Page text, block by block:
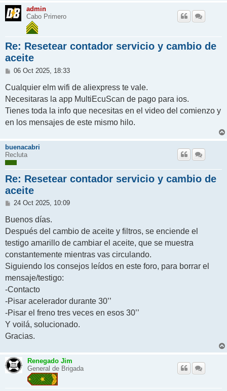
admin
Cabo Primero
Re: Resetear contador servicio y cambio de
aceite
M
n
a
j
e
06 Oct 2025, 18:33
Cualquier elm wifi de aliexpress te vale.
Necesitaras la app MultiEcuScan de pago para ios.
Tienes toda la info que necesitas en el video del comienzo y
en los mensajes de este mismo hilo.
buenacabri
Recluta
Re: Resetear contador servicio y cambio de
aceite
M
n
a
j
e
24 Oct 2025, 10:09
Buenos días.
Después del cambio de aceite y filtros, se enciende el
testigo amarillo de cambiar el aceite, que se muestra
constantemente mientras vas circulando.
Siguiendo los consejos leídos en este foro, para borrar el
mensaje/testigo:
-Contacto
-Pisar acelerador durante 30’’
-Pisar el freno tres veces en esos 30’’
Y voilá, solucionado.
Gracias.
Renegado Jim
General de Brigada